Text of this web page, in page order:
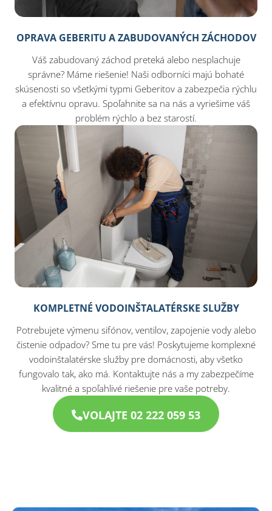
OPRAVA GEBERITU A ZABUDOVANÝCH ZÁCHODOV
Váš zabudovaný záchod preteká alebo nesplachuje
správne? Máme riešenie! Naši odborníci majú bohaté
skúsenosti so všetkými typmi Geberitov a zabezpečia rýchlu
a efektívnu opravu. Spoľahnite sa na nás a vyriešime váš
problém rýchlo a bez starostí.
KOMPLETNÉ VODOINŠTALATÉRSKE SLUŽBY
Potrebujete výmenu sifónov, ventilov, zapojenie vody alebo
čistenie odpadov? Sme tu pre vás! Poskytujeme komplexné
vodoinštalatérske služby pre domácnosti, aby všetko
fungovalo tak, ako má. Kontaktujte nás a my zabezpečíme
kvalitné a spoľahlivé riešenie pre vaše potreby.
VOLAJTE 02 222 059 53